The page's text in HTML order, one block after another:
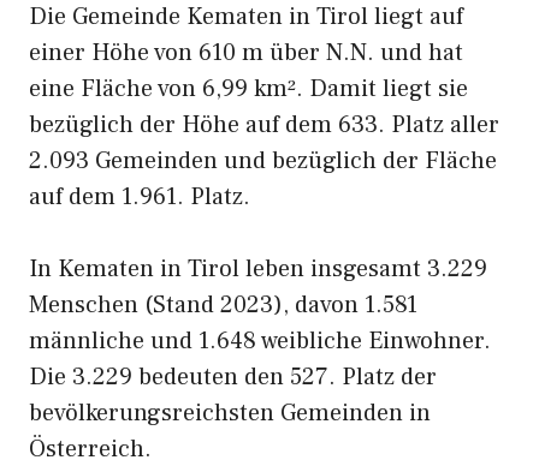
Die Gemeinde Kematen in Tirol liegt auf
einer Höhe von 610 m über N.N. und hat
eine Fläche von 6,99 km². Damit liegt sie
bezüglich der Höhe auf dem 633. Platz aller
2.093 Gemeinden und bezüglich der Fläche
auf dem 1.961. Platz.
In Kematen in Tirol leben insgesamt 3.229
Menschen (Stand 2023), davon 1.581
männliche und 1.648 weibliche Einwohner.
Die 3.229 bedeuten den 527. Platz der
bevölkerungsreichsten Gemeinden in
Österreich.